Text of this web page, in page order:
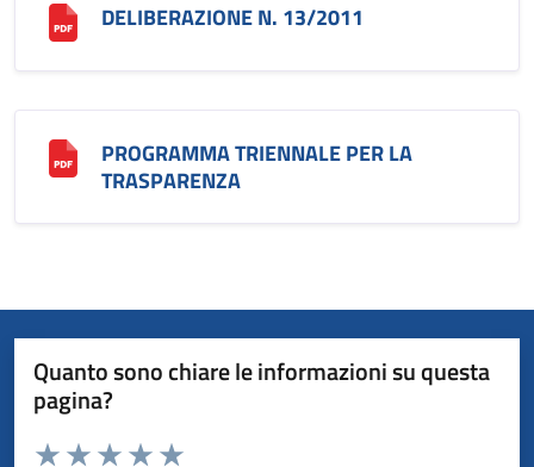
DELIBERAZIONE N. 13/2011
PROGRAMMA TRIENNALE PER LA
TRASPARENZA
Quanto sono chiare le informazioni su questa
pagina?
Valuta da 1 a 5 stelle la pagina